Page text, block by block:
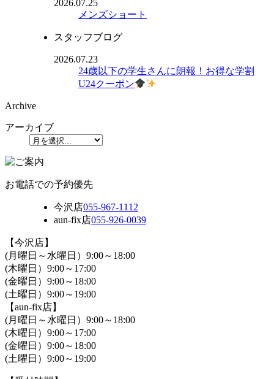
2026.07.25
メンズショート
スタッフブログ
2026.07.23
24歳以下の学生さんに朗報！お得な学割
U24クーポン
Archive
アーカイブ
お電話での予約優先
今沢店055-967-1112
aun-fix店055-926-0039
【今沢店】
(月曜日～水曜日）9:00～18:00
(木曜日）9:00～17:00
(金曜日）9:00～18:00
(土曜日）9:00～19:00
【aun-fix店】
(月曜日～水曜日）9:00～18:00
(木曜日）9:00～17:00
(金曜日）9:00～18:00
(土曜日）9:00～19:00